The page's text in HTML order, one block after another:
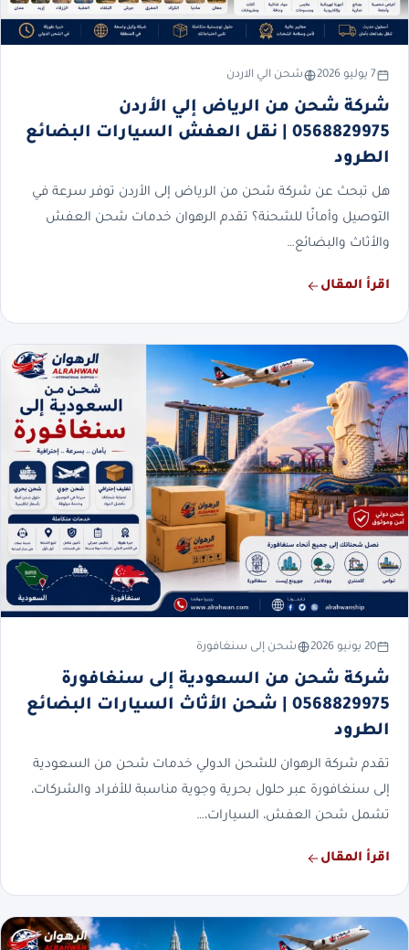
7 يوليو 2026 شحن الي الاردن
شركة شحن من الرياض إلي الأردن
0568829975 | نقل العفش السيارات البضائع
الطرود
هل تبحث عن شركة شحن من الرياض إلى الأردن توفر سرعة في
التوصيل وأمانًا للشحنة؟ تقدم الرهوان خدمات شحن العفش
والأثاث والبضائع…
اقرأ المقال
20 يونيو 2026 شحن إلى سنغافورة
شركة شحن من السعودية إلى سنغافورة
0568829975 | شحن الأثاث السيارات البضائع
الطرود
تقدم شركة الرهوان للشحن الدولي خدمات شحن من السعودية
إلى سنغافورة عبر حلول بحرية وجوية مناسبة للأفراد والشركات،
تشمل شحن العفش، السيارات،…
اقرأ المقال